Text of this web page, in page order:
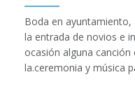
Boda en
la entrada de novios e
ocasión alguna
la.ceremonia y música